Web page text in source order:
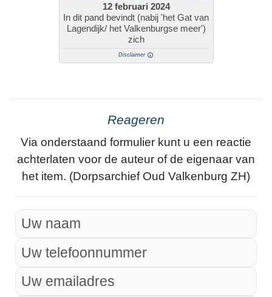
12 februari 2024
In dit pand bevindt (nabij 'het Gat van
Lagendijk/ het Valkenburgse meer')
zich
Disclaimer
Reageren
Via onderstaand formulier kunt u een reactie
achterlaten voor de auteur of de eigenaar van
het item. (Dorpsarchief Oud Valkenburg ZH)